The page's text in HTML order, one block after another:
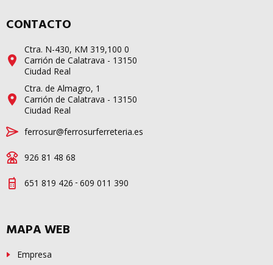
CONTACTO
Ctra. N-430, KM 319,100 0
Carrión de Calatrava - 13150
Ciudad Real
Ctra. de Almagro, 1
Carrión de Calatrava - 13150
Ciudad Real
ferrosur@ferrosurferreteria.es
926 81 48 68
651 819 426 - 609 011 390
MAPA WEB
Empresa